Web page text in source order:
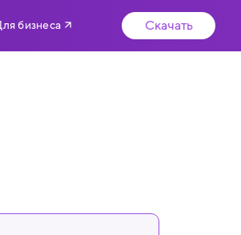
бизнеса Скачать